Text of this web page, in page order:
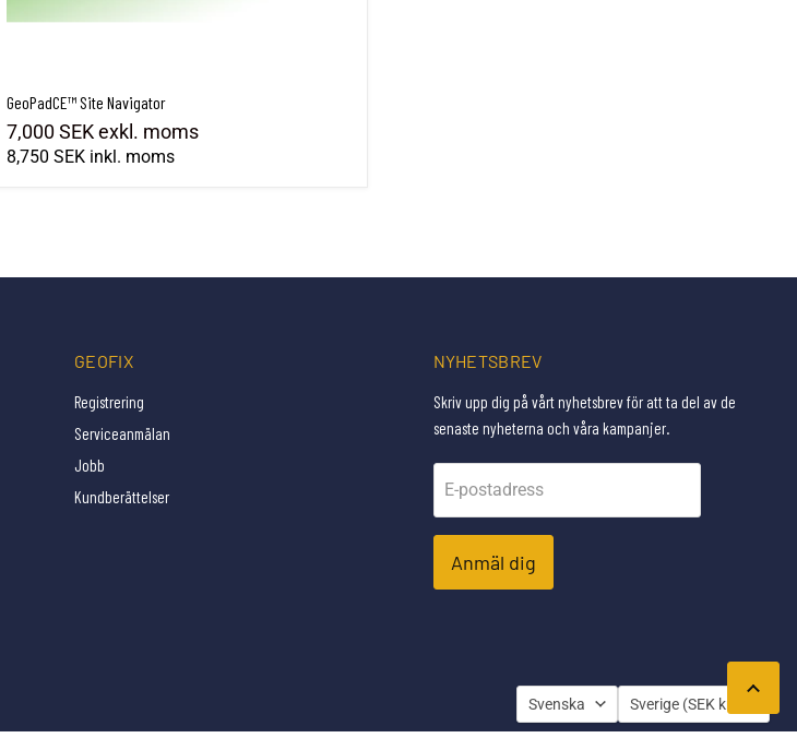
GeoPadCE™ Site Navigator
7,000 SEKexkl. moms
8,750 SEKinkl. moms
GEOFIX
Registrering
Serviceanmälan
Jobb
Kundberättelser
NYHETSBREV
Skriv upp dig på vårt nyhetsbrev för att ta del av de
senaste nyheterna och våra kampanjer.
E-postadress
Anmäl dig
SPRÅK
Svenska LAND
Sverige (SEK kr)